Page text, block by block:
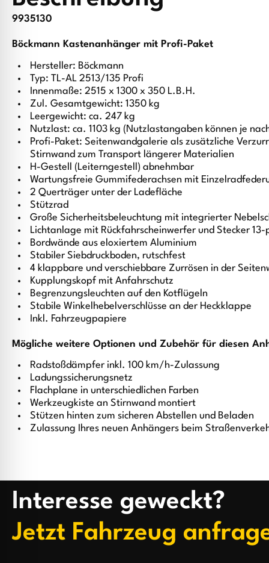
9935130
Böckmann Kastenanhänger mit Profi-Paket
Hersteller: Böckmann
Typ: TL-AL 2513/135 Profi
Innenmaße: 2515 x 1300 x 350 L.B.H.
Zul. Gesamtgewicht: 1350 kg
Leergewicht: ca. 247 kg
Nutzlast: ca. 1103 kg (Nutzlastangaben können je
Profi-Paket: Seitenwandgalerie als zusätzliche
Stirnwand zum Transport längerer Materialien
H-Gestell (Leiterngestell) abnehmbar
Wartungsfreie Gummifederachsen mit
2 Querträger unter der Ladefläche
Stützrad
Große Sicherheitsbeleuchtung mit integrierter
Lichtanlage mit Rückfahrscheinwerfer und Stecker 13-
Bordwände aus eloxiertem Aluminium
Stabiler Siebdruckboden, rutschfest
4 klappbare und verschiebbare Zurrösen in der
Kupplungskopf mit Anfahrschutz
Begrenzungsleuchten auf den Kotflügeln
Stabile Winkelhebelverschlüsse an der Heckklappe
Inkl. Fahrzeugpapiere
Mögliche weitere Optionen und Zubehör für diesen
Radstoßdämpfer inkl. 100 km/h-Zulassung
Ladungssicherungsnetz
Flachplane in unterschiedlichen Farben
Werkzeugkiste an Stirnwand montiert
Stützen hinten zum sicheren Abstellen und Beladen
Zulassung Ihres neuen Anhängers beim
Interesse geweckt?
Jetzt Fahrzeug